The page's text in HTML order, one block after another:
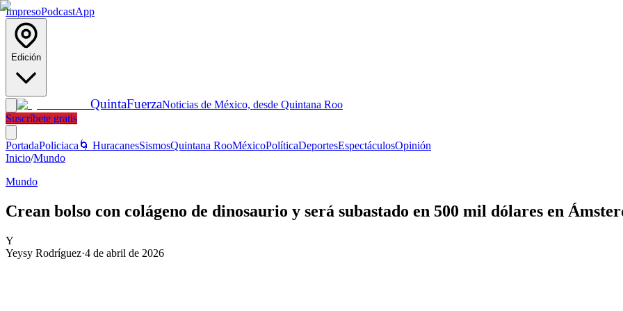
ImpresoPodcastApp
Edición
QuintaFuerzaNoticias de México, desde Quintana Roo
Suscríbete gratis
PortadaPoliciaca 🌀 HuracanesSismosQuintana RooMéxicoPolíticaDeportesEspectáculosOpinión
Inicio/Mundo
Mundo
Crean bolso con colágeno de dinosaurio y será subastado en 500 mil dólares en
Y
Yeysy Rodríguez·4 de abril de 2026